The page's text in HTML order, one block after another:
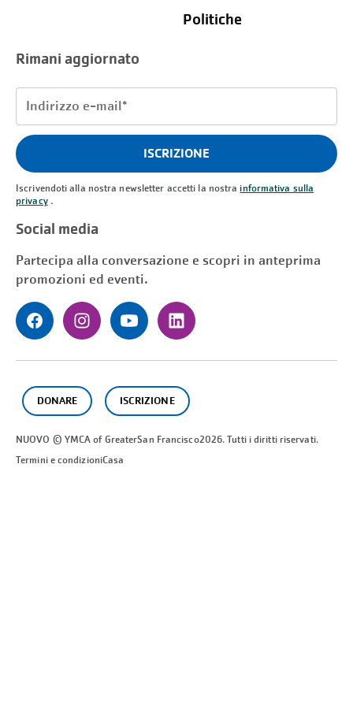
Politiche
Rimani aggiornato
e-
mail
ISCRIZIONE
Iscrivendoti alla nostra newsletter accetti la nostrainformativa sulla
privacy.
Social media
Partecipa alla conversazione e scopri in anteprima
promozioni ed eventi.
DONARE ISCRIZIONE
NUOVO © YMCA of GreaterSan Francisco2026. Tutti i diritti riservati.
Termini e condizioniCasa